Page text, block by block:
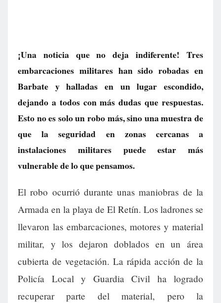
¡Una noticia que no deja indiferente! Tres
embarcaciones militares han sido robadas en
Barbate y halladas en un lugar escondido,
dejando a todos con más dudas que respuestas.
Esto no es solo un robo más, sino una muestra de
que la seguridad en zonas cercanas a
instalaciones militares puede estar más
vulnerable de lo que pensamos.
El robo ocurrió durante unas maniobras de la
Armada en la playa de El Retín. Los ladrones se
llevaron las embarcaciones, motores y material
militar, y los dejaron doblados en un área
cubierta de vegetación. La rápida acción de la
Policía Local y Guardia Civil ha logrado
recuperar parte del material, pero la